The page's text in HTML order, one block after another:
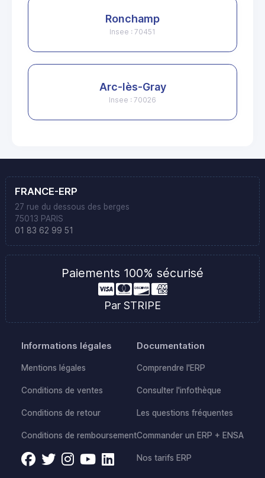
Ronchamp
Insee : 70451
Arc-lès-Gray
Insee : 70026
FRANCE-ERP
27 rue du dessous des berges
75013 PARIS
01 83 62 99 51
Paiements 100% sécurisé
Par STRIPE
Informations légales
Mentions légales
Conditions de ventes
Conditions de retour
Conditions de remboursement
Documentation
Comprendre l'ERP
Consulter l'infothèque
Les questions fréquentes
Commander un ERP + ENSA
Nos tarifs ERP